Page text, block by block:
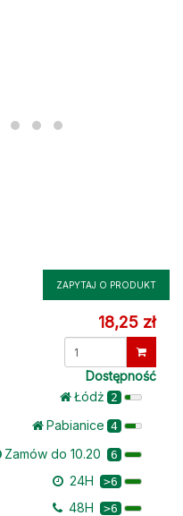
ZAPYTAJ O PRODUKT
18,25 zł
Dostępność
Łódż 2
Pabianice 4
Zamów do 10.20 6
24H >6
48H >6